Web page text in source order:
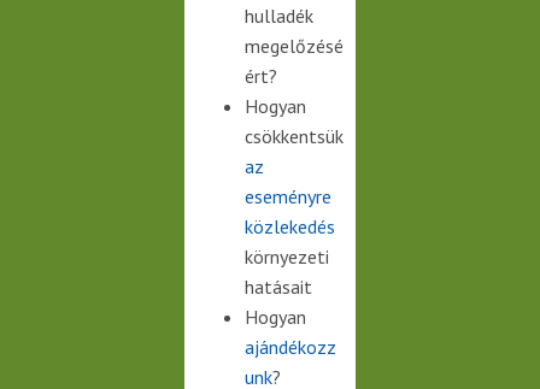
hulladék
megelőzésé
ért?
Hogyan
csökkentsük
az
eseményre
közlekedés
környezeti
hatásait
Hogyan
ajándékozz
unk?